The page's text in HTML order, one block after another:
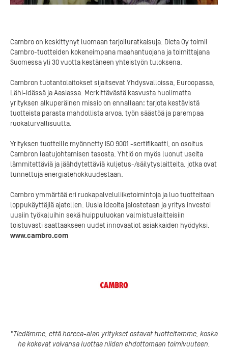
Cambro on keskittynyt luomaan tarjoiluratkaisuja. Dieta Oy toimii
Cambro-tuotteiden kokeneimpana maahantuojana ja toimittajana
Suomessa yli 30 vuotta kestäneen yhteistyön tuloksena.
Cambron tuotantolaitokset sijaitsevat Yhdysvalloissa, Euroopassa,
Lähi-idässä ja Aasiassa. Merkittävästä kasvusta huolimatta
yrityksen alkuperäinen missio on ennallaan: tarjota kestävistä
tuotteista parasta mahdollista arvoa, työn säästöä ja parempaa
ruokaturvallisuutta.
Yrityksen tuotteille myönnetty ISO 9001 -sertifikaatti, on osoitus
Cambron laatujohtamisen tasosta. Yhtiö on myös luonut useita
lämmitettäviä ja jäähdytettäviä kuljetus-/säilytyslaitteita, jotka ovat
tunnettuja energiatehokkuudestaan.
Cambro ymmärtää eri ruokapalveluliiketoimintoja ja luo tuotteitaan
loppukäyttäjiä ajatellen. Uusia ideoita jalostetaan ja yritys investoi
uusiin työkaluihin sekä huippuluokan valmistuslaitteisiin
toistuvasti saattaakseen uudet innovaatiot asiakkaiden hyödyksi.
www.cambro.com
"Tiedämme, että horeca-alan yritykset ostavat tuotteitamme, koska
he kokevat voivansa luottaa niiden ehdottomaan toimivuuteen.